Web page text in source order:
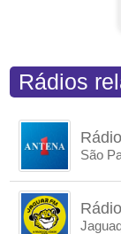
Rádios
São